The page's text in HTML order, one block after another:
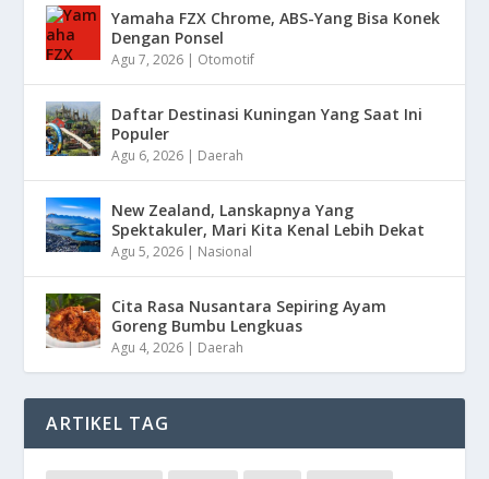
Yamaha FZX Chrome, ABS-Yang Bisa Konek
Dengan Ponsel
Agu 7, 2026 | Otomotif
Daftar Destinasi Kuningan Yang Saat Ini
Populer
Agu 6, 2026 | Daerah
New Zealand, Lanskapnya Yang
Spektakuler, Mari Kita Kenal Lebih Dekat
Agu 5, 2026 | Nasional
Cita Rasa Nusantara Sepiring Ayam
Goreng Bumbu Lengkuas
Agu 4, 2026 | Daerah
ARTIKEL TAG